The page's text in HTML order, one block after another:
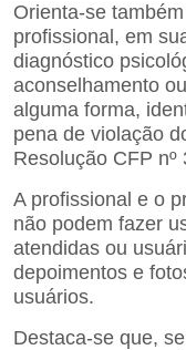
Orienta-se
profissional, em
diagnóstico
aconselhamento
alguma forma,
pena de violação
Resolução CFP
A profissional e o
não podem fazer
atendidas ou
depoimentos e
usuários.
Destaca-se que,